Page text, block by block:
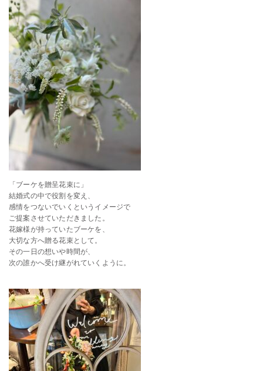
「ブーケを贈呈花束に」
結婚式の中で役割を変え、
感情をつないでいくというイメージで
ご提案させていただきました。
花嫁様が持っていたブーケを、
大切な方へ贈る花束として。
その一日の想いや時間が、
次の誰かへ受け継がれていくように。